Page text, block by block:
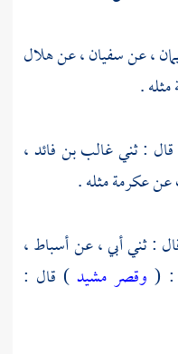
، عنسفيان، عنهلال
مثله .
: ثنيغالب بن فائد،
عنعكرمةمثله .
: ثني أبي ، عنأسباط،
: ( وقصر مشيد ) قال :